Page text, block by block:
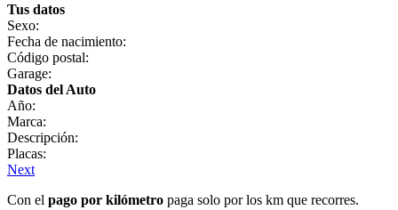
Tus datos
Sexo:
Fecha de nacimiento:
Código postal:
Garage:
Datos del Auto
Año:
Marca:
Descripción:
Placas:
Next
Con el pago por kilómetro paga solo por los km que recorres.